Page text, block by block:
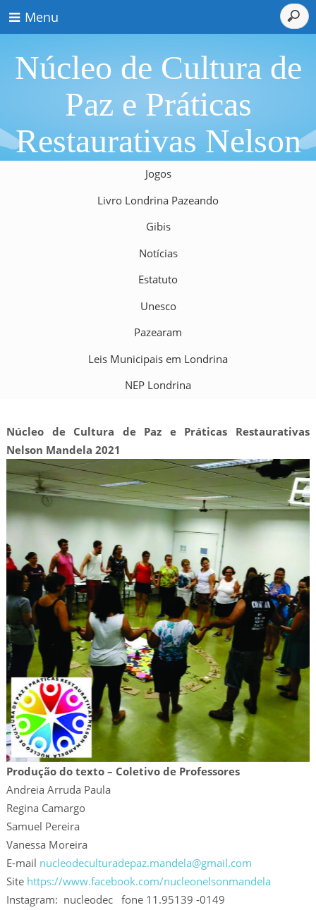
Menu
Núcleo de Cultura de
Paz e Práticas
Restaurativas Nelson
Mandela 2021
Jogos
Livro Londrina Pazeando
Gibis
Notícias
Estatuto
Unesco
Pazearam
Leis Municipais em Londrina
NEP Londrina
Núcleo de Cultura de Paz e Práticas Restaurativas
Nelson Mandela 2021
Produção do texto – Coletivo de Professores
Andreia Arruda Paula
Regina Camargo
Samuel Pereira
Vanessa Moreira
E-mail nucleodeculturadepaz.mandela@gmail.com
Site https://www.facebook.com/nucleonelsonmandela
Instagram: nucleodec fone 11.95139 -0149